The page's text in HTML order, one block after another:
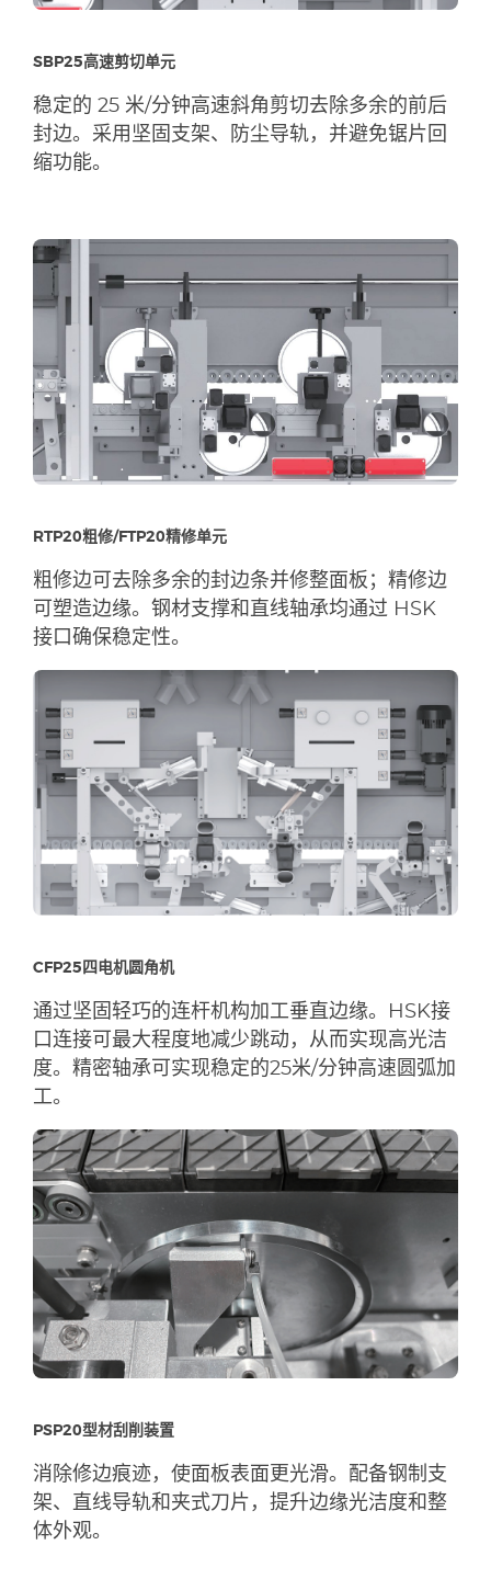
SBP25高速剪切单元
稳定的 25 米/分钟高速斜角剪切去除多余的前后
封边。采用坚固支架、防尘导轨，并避免锯片回
缩功能。
RTP20粗修/FTP20精修单元
粗修边可去除多余的封边条并修整面板；精修边
可塑造边缘。钢材支撑和直线轴承均通过 HSK
接口确保稳定性。
CFP25四电机圆角机
通过坚固轻巧的连杆机构加工垂直边缘。HSK接
口连接可最大程度地减少跳动，从而实现高光洁
度。精密轴承可实现稳定的25米/分钟高速圆弧加
工。
PSP20型材刮削装置
消除修边痕迹，使面板表面更光滑。配备钢制支
架、直线导轨和夹式刀片，提升边缘光洁度和整
体外观。